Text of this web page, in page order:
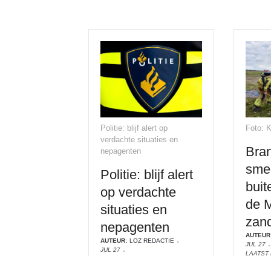
Politie: blijf alert op
verdachte situaties en
nepagenten
Politie: blijf alert
op verdachte
situaties en
nepagenten
AUTEUR: LOZ REDACTIE
JUL 27
Foto:
de
JUL 27
LAATST